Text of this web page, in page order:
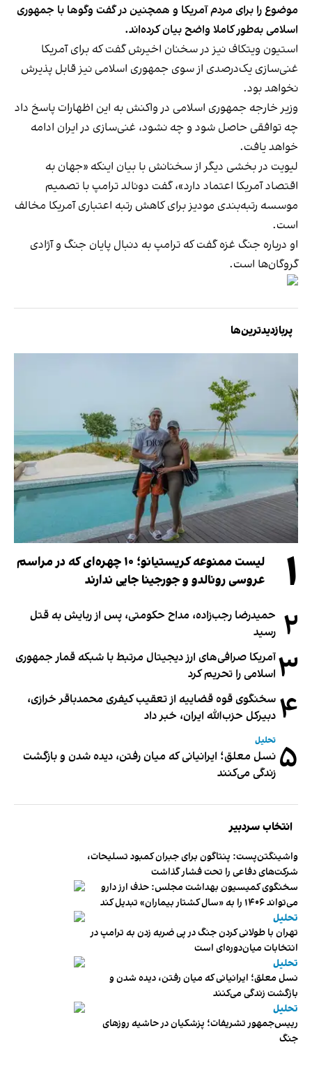
موضوع را برای مردم آمریکا و همچنین در گفت وگوها با جمهوری
اسلامی به‌طور کاملا واضح بیان کرده‌اند.
استیون ویتکاف نیز در سخنان اخیرش گفت که برای آمریکا
غنی‌سازی یک‌درصدی از سوی جمهوری اسلامی نیز قابل پذیرش
نخواهد بود.
وزیر خارجه جمهوری اسلامی در واکنش به این اظهارات پاسخ داد
چه توافقی حاصل شود و چه نشود، غنی‌سازی در ایران ادامه
خواهد یافت.
لیویت در بخشی دیگر از سخنانش با بیان اینکه «جهان به
اقتصاد آمریکا اعتماد دارد»، گفت دونالد ترامپ با تصمیم
موسسه رتبه‌بندی مودیز برای کاهش رتبه اعتباری آمریکا مخالف
است.
او درباره جنگ غزه گفت که ترامپ به دنبال پایان جنگ و آژادی
گروگان‌ها است.
پربازدیدترین‌ها
۱
لیست ممنوعه کریستیانو؛ ۱۰ چهره‌ای که در مراسم
عروسی رونالدو و جورجینا جایی ندارند
۲ حمیدرضا رجب‌زاده، مداح حکومتی، پس از ربایش به قتل
رسید
۳آمریکا صرافی‌های ارز دیجیتال مرتبط با شبکه قمار جمهوری
اسلامی را تحریم کرد
۴ سخنگوی قوه قضاییه از تعقیب کیفری محمدباقر خرازی،
دبیر‌کل حزب‌الله ایران، خبر داد
۵ تحلیل
نسل معلق؛ ایرانیانی که میان رفتن، دیده شدن و بازگشت
زندگی می‌کنند
انتخاب سردبیر
واشینگتن‌پست: پنتاگون برای جبران کمبود تسلیحات،
شرکت‌های دفاعی را تحت فشار گذاشت
سخنگوی کمیسیون بهداشت مجلس: حذف ارز دارو
می‌تواند ۱۴۰۶ را به «سال کشتار بیماران» تبدیل کند
تحلیل
تهران با طولانی کردن جنگ در پی ضربه زدن به ترامپ در
انتخابات میان‌دوره‌ای است
تحلیل
نسل معلق؛ ایرانیانی که میان رفتن، دیده شدن و
بازگشت زندگی می‌کنند
تحلیل
رییس‌جمهور تشریفات؛ پزشکیان در حاشیه روزهای
جنگ